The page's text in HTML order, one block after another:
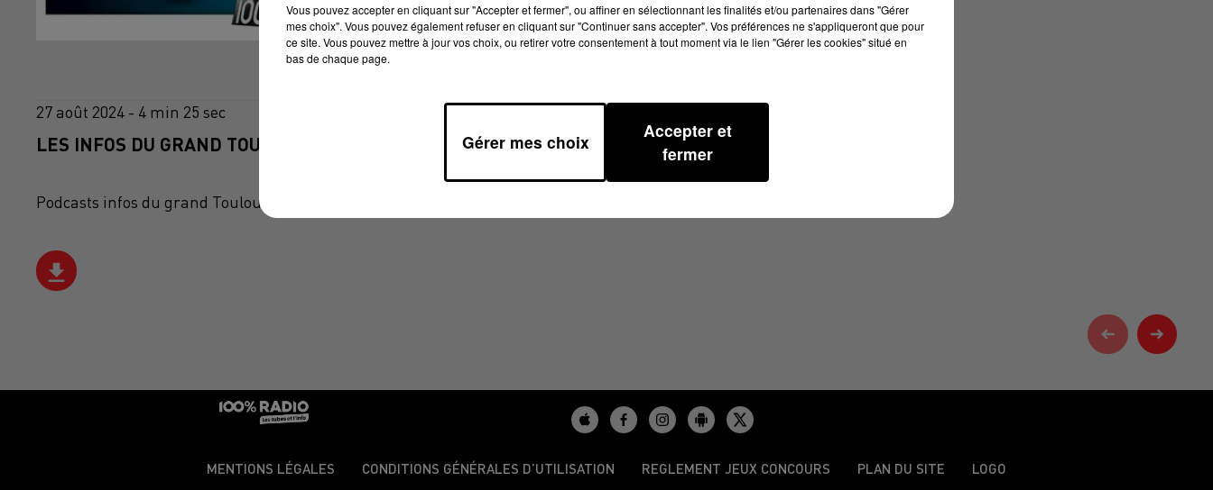
27 août 2024 - 4 min 25 sec
LES INFOS DU GRAND TOULOUSE DU 27/08/2024 À 07H59
Podcasts infos du grand Toulouse
MENTIONS LÉGALES CONDITIONS GÉNÉRALES D’UTILISATION REGLEMENT JEUX CONCOURS PLAN DU SITE LOGO
Vous pouvez accepter en cliquant sur "Accepter et fermer", ou affiner en sélectionnant les finalités et/ou partenaires dans "Gérer
mes choix". Vous pouvez également refuser en cliquant sur "Continuer sans accepter". Vos préférences ne s'appliqueront que pour
ce site. Vous pouvez mettre à jour vos choix, ou retirer votre consentement à tout moment via le lien "Gérer les cookies" situé en
bas de chaque page.
Gérer mes choix
Accepter et
fermer